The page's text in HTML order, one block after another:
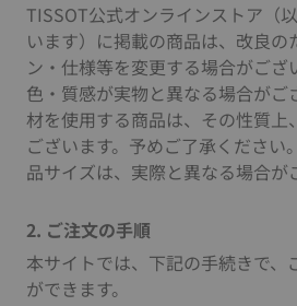
TISSOT公式オンラインストア（
います）に掲載の商品は、改良の
ン・仕様等を変更する場合がござ
色・質感が実物と異なる場合がご
材を使用する商品は、その性質上
ございます。予めご了承ください
品サイズは、実際と異なる場合が
2. ご注文の手順
本サイトでは、下記の手続きで、
ができます。